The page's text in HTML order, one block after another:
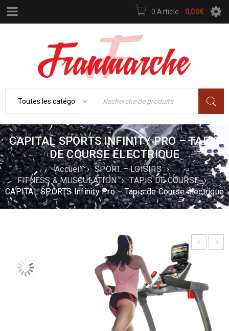
0 Article - 0,00€
CAPITAL SPORTS INFINITY PRO – TAPIS
DE COURSE ÉLECTRIQUE
Accueil › SPORT – LOISIRS ›
FITNESS & MUSCULATION › TAPIS DE COURSE ›
CAPITAL SPORTS Infinity Pro – Tapis de Course électrique